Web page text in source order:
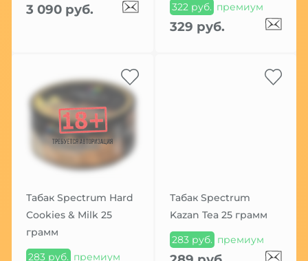
3 090 руб. 322 руб. премиум
329 руб.
Табак Spectrum Hard
Cookies & Milk 25
грамм
283 руб. премиум
Табак Spectrum
Kazan Tea 25 грамм
283 руб. премиум